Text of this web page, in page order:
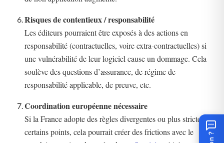
Risques de contentieux / responsabilité
Les éditeurs pourraient être exposés à des actions en
responsabilité (contractuelles, voire extra-contractuelles) si
une vulnérabilité de leur logiciel cause un dommage. Cela
soulève des questions d’assurance, de régime de
responsabilité applicable, de preuve, etc.
Coordination européenne nécessaire
Si la France adopte des règles divergentes ou plus strictes sur
certains points, cela pourrait créer des frictions avec le